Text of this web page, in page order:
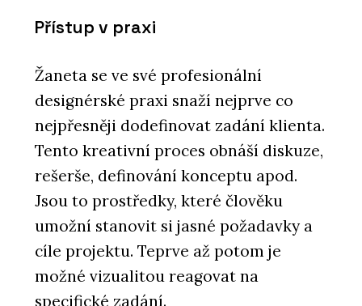
Přístup v praxi
Žaneta se ve své profesionální
designérské praxi snaží nejprve co
nejpřesněji dodefinovat zadání klienta.
Tento kreativní proces obnáší diskuze,
rešerše, definování konceptu apod.
Jsou to prostředky, které člověku
umožní stanovit si jasné požadavky a
cíle projektu. Teprve až potom je
možné vizualitou reagovat na
specifické zadání.